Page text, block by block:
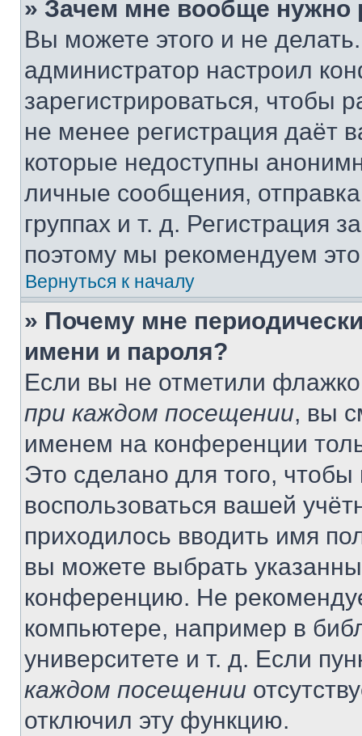
» Зачем мне вообще нужно
Вы можете этого и не
администратор настроил
зарегистрироваться, чтобы
не менее регистрация даёт
которые недоступны
личные сообщения,
группах и т. д. Регистрация
поэтому мы рекомендуем
Вернуться к началу
» Почему мне
имени и пароля?
Если вы не отметили
при каждом посещении, вы
именем на конференции
Это сделано для того, чтобы
воспользоваться вашей
приходилось вводить имя
вы можете выбрать
конференцию. Не
компьютере, например в
университете и т. д. Если
каждом посещении
отключил эту функцию.